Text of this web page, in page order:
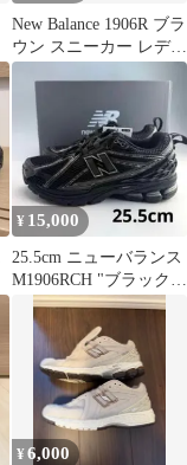
New Balance 1906R ブラ
ウン スニーカー レディ
ース メンズ
¥ 15,000
25.5cm ニューバランス
M1906RCH "ブラック"
¥6,000